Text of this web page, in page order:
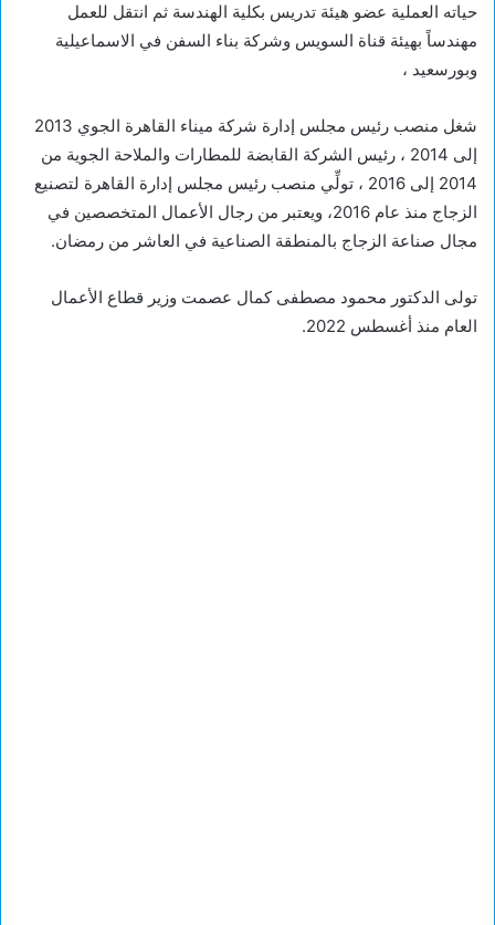
حياته العملية عضو هيئة تدريس بكلية الهندسة ثم انتقل للعمل
مهندساً بهيئة قناة السويس وشركة بناء السفن في الاسماعيلية
وبورسعيد ،
شغل منصب رئيس مجلس إدارة شركة ميناء القاهرة الجوي 2013
إلى 2014 ، رئيس الشركة القابضة للمطارات والملاحة الجوية من
2014 إلى 2016 ، تولِّي منصب رئيس مجلس إدارة القاهرة لتصنيع
الزجاج منذ عام 2016، ويعتبر من رجال الأعمال المتخصصين في
مجال صناعة الزجاج بالمنطقة الصناعية في العاشر من رمضان.
تولى الدكتور محمود مصطفى كمال عصمت وزير قطاع الأعمال
العام منذ أغسطس 2022.